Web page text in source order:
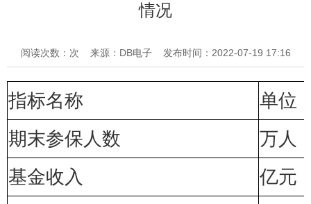
情况
阅读次数：次 来源：DB电子 发布时间：2022-07-19 17:16
指标名称
单位
期末参保人数
万人
基金收入
亿元